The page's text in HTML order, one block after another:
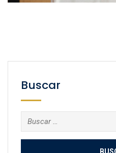
Buscar
Buscar: